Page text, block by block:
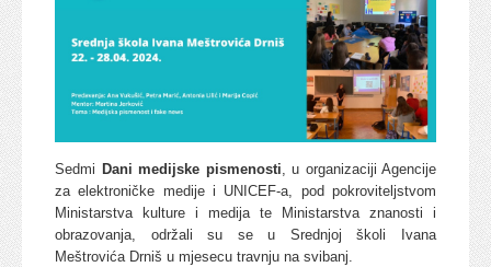
Sedmi Dani medijske pismenosti, u organizaciji Agencije
za elektroničke medije i UNICEF-a, pod pokroviteljstvom
Ministarstva kulture i medija te Ministarstva znanosti i
obrazovanja, održali su se u Srednjoj školi Ivana
Meštrovića Drniš u mjesecu travnju na svibanj.